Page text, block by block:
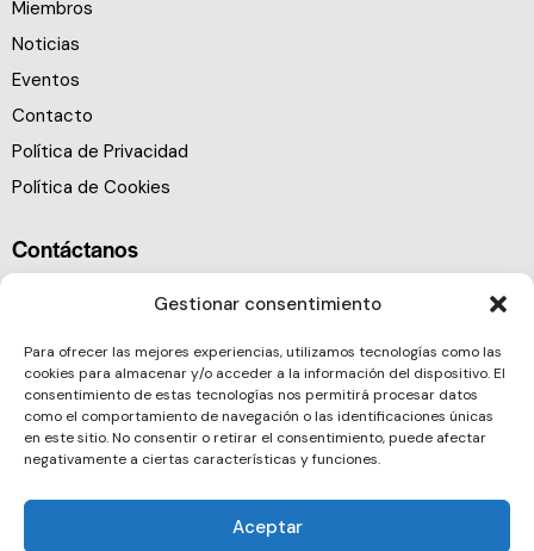
Gestionar consentimiento
Para ofrecer las mejores experiencias, utilizamos tecnologías como las
cookies para almacenar y/o acceder a la información del dispositivo. El
consentimiento de estas tecnologías nos permitirá procesar datos
como el comportamiento de navegación o las identificaciones únicas
en este sitio. No consentir o retirar el consentimiento, puede afectar
negativamente a ciertas características y funciones.
Aceptar
Miembros
Noticias
Eventos
Contacto
Política de Privacidad
Política de Cookies
Contáctanos